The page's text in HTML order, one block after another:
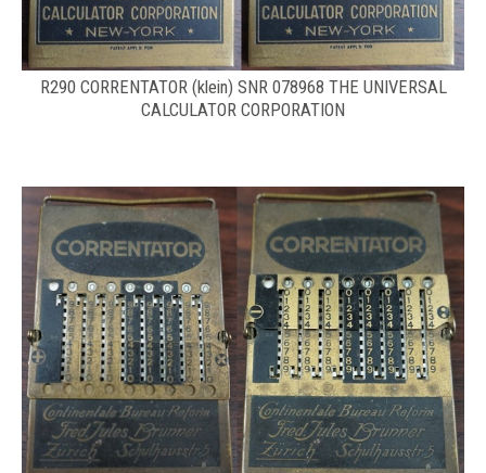
R290 CORRENTATOR (klein) SNR 078968 THE UNIVERSAL
CALCULATOR CORPORATION